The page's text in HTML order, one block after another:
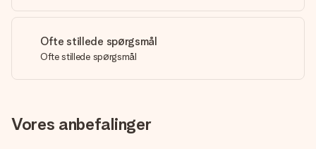
Ofte stillede spørgsmål
Ofte stillede spørgsmål
Vores anbefalinger